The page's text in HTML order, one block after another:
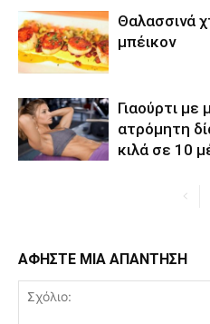
Θαλασσινά
μπέικον
Γιαούρτι
ατρόμητη
κιλά σε 10
ΑΦΗΣΤΕ ΜΙΑ ΑΠΑΝΤΗΣΗ